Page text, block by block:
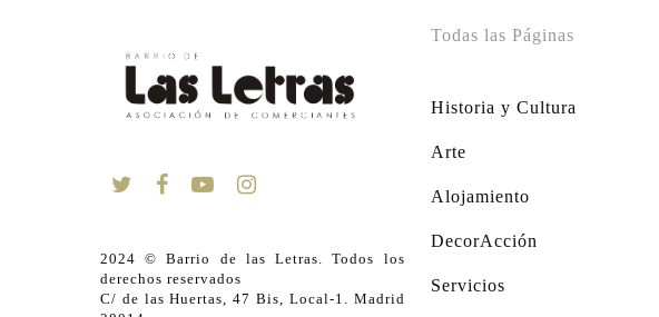
2024 © Barrio de las Letras. Todos los
derechos reservados
C/ de las Huertas, 47 Bis, Local-1. Madrid
Todas las Páginas
Historia y Cultura
Arte
Alojamiento
DecorAcción
Servicios